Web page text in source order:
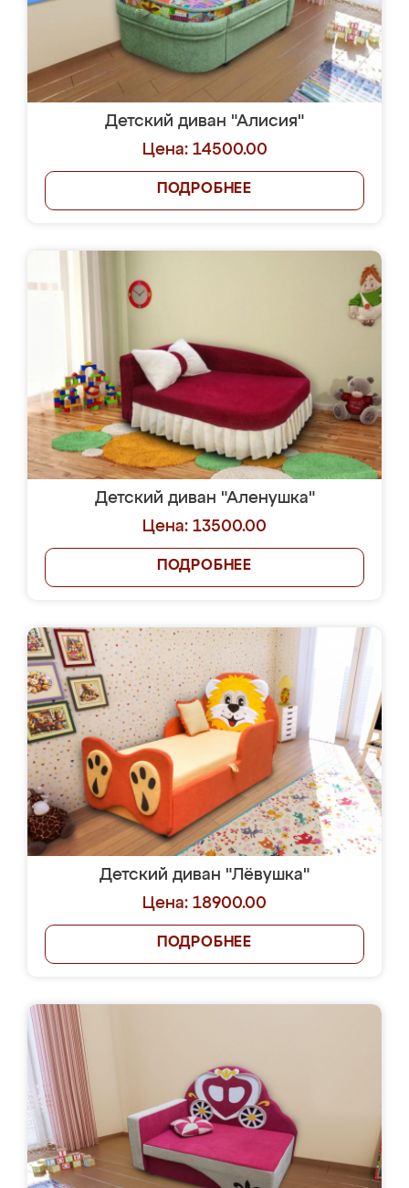
Детский диван "Алисия"
Цена: 14500.00
ПОДРОБНЕЕ
Детский диван "Аленушка"
Цена: 13500.00
ПОДРОБНЕЕ
Детский диван "Лёвушка"
Цена: 18900.00
ПОДРОБНЕЕ